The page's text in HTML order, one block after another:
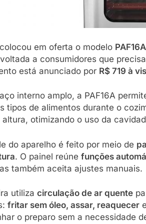
em oferta o modelo PAF16A
a consumidores que
está anunciado por R$ 719 à
interno amplo, a PAF16A
tipos de alimentos durante o
altura, otimizando o uso da
do aparelho é feito por meio de
. O painel reúne funções
também aceita ajustes manuais.
utiliza circulação de ar quente
fritar sem óleo, assar, reaquecer
o preparo sem a necessidade